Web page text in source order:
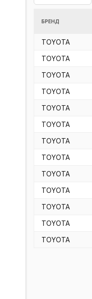
БРЕНД
TOYOTA
TOYOTA
TOYOTA
TOYOTA
TOYOTA
TOYOTA
TOYOTA
TOYOTA
TOYOTA
TOYOTA
TOYOTA
TOYOTA
TOYOTA